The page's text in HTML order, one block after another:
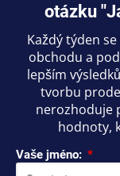
otázku
Každý týden
obchodu a
lepším
tvorbu
nerozhoduje
hodnoty,
Vaše jméno: